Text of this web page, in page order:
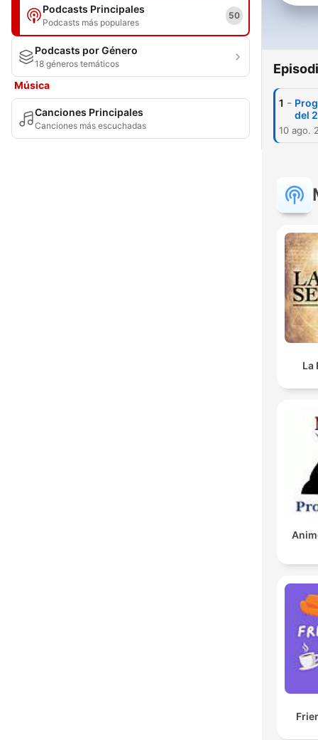
Podcasts Principales
Podcasts más populares
50
Podcasts por Género
18 géneros temáticos
Música
Canciones Principales
Canciones más escuchadas
1 -
del
10 ago.
La